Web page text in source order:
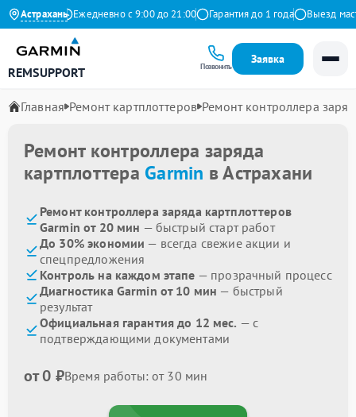
Астрахань
Яндекс Ежедневно с 9:00 до 21:00 Гарантия до 1 года Выезд
REMSUPPORT Позвонить
Заявка
Главная Ремонт картплоттеров Ремонт контроллера
Ремонт контроллера заряда
картплоттера Garmin в Астрахани
Ремонт контроллера заряда картплоттеров
Garmin от 20 мин — быстрый старт работ
До 30% экономии — всегда свежие акции и
спецпредложения
Контроль на каждом этапе — прозрачный процесс
Диагностика Garmin от 10 мин — быстрый
результат
Официальная гарантия до 12 мес. — с
подтверждающими документами
от 0 ₽Время работы: от 30 мин